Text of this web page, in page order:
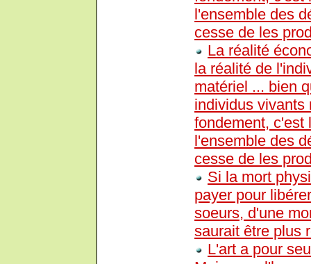
l'ensemble des
cesse de les
La réalité
la réalité de
matériel ... bien
individus vivants
fondement, c'est
l'ensemble des
cesse de les
Si la mort
payer pour
soeurs, d'une
saurait être plus
L'art a pour